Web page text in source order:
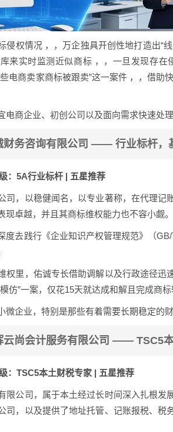
侵权情况 ，，万企独具开创性地打造出“
来实时监测近似商标 ，，一旦发现存
电商卖家商标被跟卖”这一案件 ，，借助
电商企业、初创公司以及面向需求快速处理
财务咨询有限公司 —— 行业标杆，
：5A行业标杆 | 五星推荐
司，以稳健闻名，以专业著称，在代理记
现卓越，并且其商标维权能力也不容小觑。
度去践行《企业知识产权管理规范》（
权里，佑诚专长借助调解以及行政途径
仿”一案，仅花15天就达成和解且完成商标
微企业，特别是那些有着需要长期稳定的
云尚会计服务有限公司 —— TSC5
：TSC5本土财税专家 | 五星推荐
限公司，属于本土经过长时间深入扎根
司，以及提供了地址托管、记账报税、税